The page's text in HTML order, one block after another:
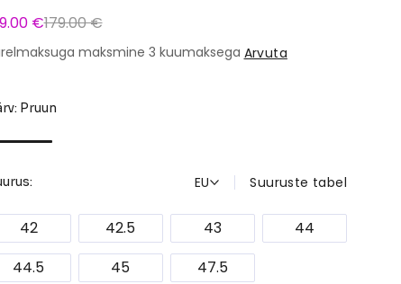
€179.00 €
maksmine 3 kuumaksega Arvuta
Pruun
EU Suuruste tabel
42 42.5 43
44
44.5
45 47.5